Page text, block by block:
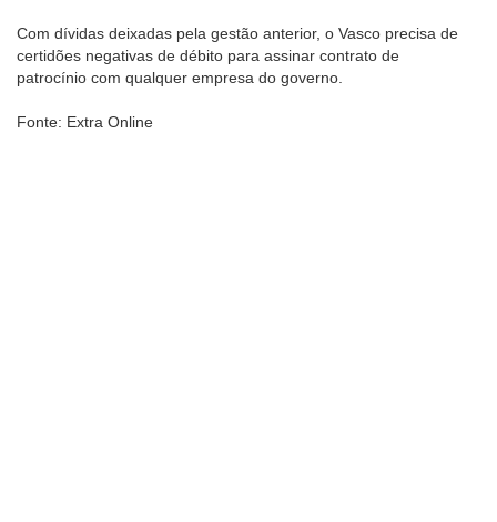
Com dívidas deixadas pela gestão anterior, o Vasco precisa de
certidões negativas de débito para assinar contrato de
patrocínio com qualquer empresa do governo.
Fonte: Extra Online